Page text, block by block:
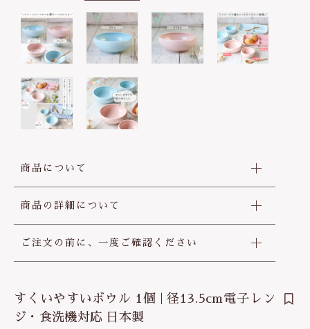
商品について
商品の詳細について
ご注文の前に、一度ご確認ください
すくいやすいボウル 1個 | 径13.5cm電子レン
ジ・食洗機対応 日本製